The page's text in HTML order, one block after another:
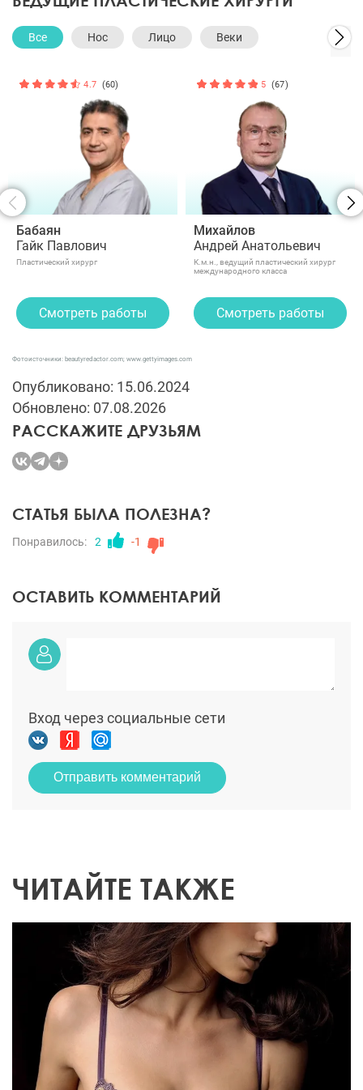
Все Нос Лицо Веки
Бабаян
Гайк Павлович
4.7 (60)
Пластический хирург
Смотреть работы
Михайлов
Андрей Анатольевич
5 (67)
К.м.н., ведущий пластический хирург
международного класса
Смотреть работы
Фотоисточники: beautyredactor.com; www.gettyimages.com
Опубликовано: 15.06.2024
Обновлено: 07.08.2026
РАССКАЖИТЕ ДРУЗЬЯМ
СТАТЬЯ БЫЛА ПОЛЕЗНА?
Понравилось: 2 -1
ОСТАВИТЬ КОММЕНТАРИЙ
Вход через социальные сети
Отправить комментарий
ЧИТАЙТЕ ТАКЖЕ